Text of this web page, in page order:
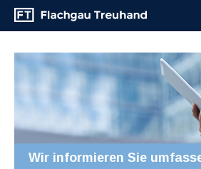
Wir informieren Sie